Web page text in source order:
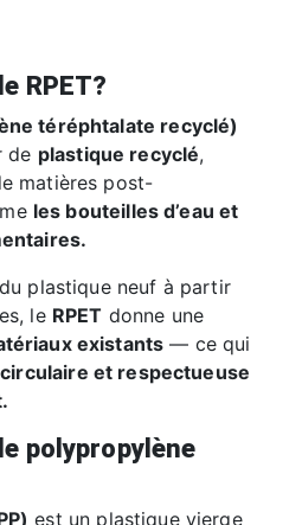
RPET?
téréphtalate recyclé)
de plastique recyclé,
matières post-
les bouteilles d’eau et
plastique neuf à partir
le RPET donne une
existants — ce qui
circulaire et respectueuse
polypropylène
est un plastique vierge